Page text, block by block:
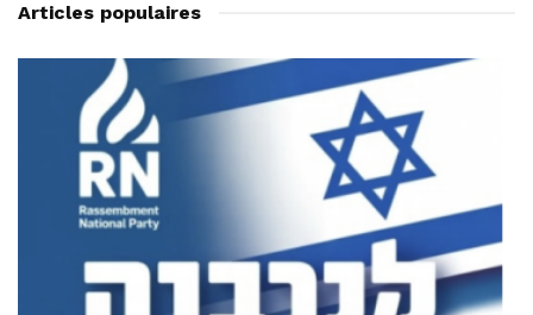
Articles populaires